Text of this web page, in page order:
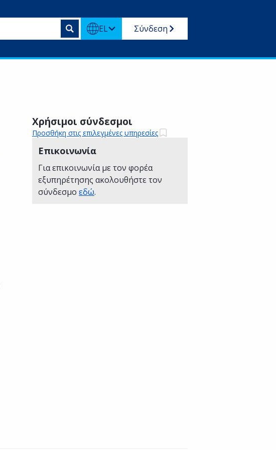
EL Σύνδεση
Χρήσιμοι σύνδεσμοι
Προσθήκη στις επιλεγμένες υπηρεσίες
Επικοινωνία
Για επικοινωνία με τον φορέα
εξυπηρέτησης ακολουθήστε τον
σύνδεσμο εδώ.